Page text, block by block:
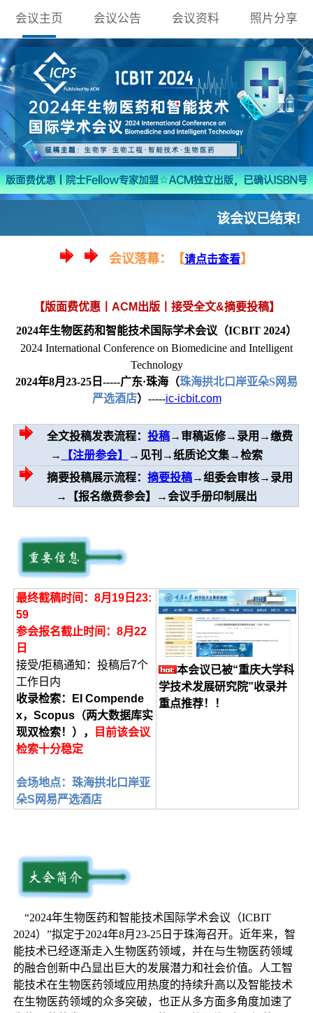
会议主页 会议公告 会议资料 照片分享
该会议已结束!
会议落幕：【请点击查看】
【版面费优惠丨ACM出版丨接受全文&摘要投稿】
2024年生物医药和智能技术国际学术会议（ICBIT 2024）
2024 International Conference on Biomedicine and Intelligent
Technology
2024年8月23-25日-----广东·珠海（珠海拱北口岸亚朵S网易
严选酒店） -----ic-icbit.com
全文投稿发表流程：投稿→审稿返修→录用→缴费
→
【注册参会】
→见刊→纸质论文集→检索
摘要投稿展示流程：摘要投稿→组委会审核→录用
→【报名缴费参会】→会议手册印制展出
最终截稿时间：8月19日23:
59
参会报名截止时间：8月22
日
接受/拒稿通知：投稿后7个
工作日内
收录检索：EI Compende
x，Scopus（两大数据库实
现双检索！），
目前该会议
检索十分稳定
会场地点：珠海拱北口岸亚
朵S网易严选酒店
本会议已被“重庆大学科
学技术发展研究院”收录并
重点推荐！！
“2024年生物医药和智能技术国际学术会议（ICBIT
2024）”拟定于2024年8月23-25日于珠海召开。近年来，智
能技术已经逐渐走入生物医药领域，并在与生物医药领域
的融合创新中凸显出巨大的发展潜力和社会价值。人工智
能技术在生物医药领域应用热度的持续升高以及智能技术
在生物医药领域的众多突破，也正从多方面多角度加速了